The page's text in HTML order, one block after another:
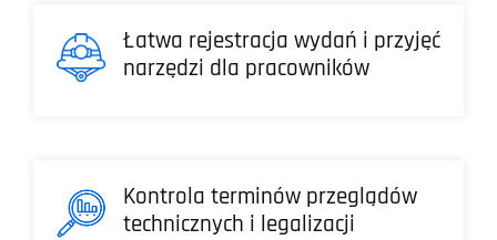
Łatwa rejestracja wydań i przyjęć
narzędzi dla pracowników
Kontrola terminów przeglądów
technicznych i legalizacji